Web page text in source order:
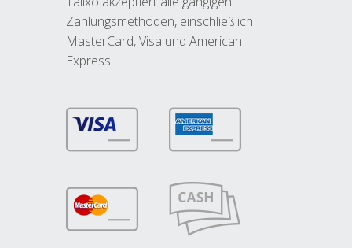
Zahlungsmethoden, einschließlich
MasterCard, Visa und American
Express.